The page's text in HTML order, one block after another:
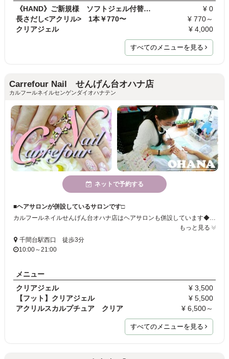
《HAND》ご新規様 ソフトジェル付替オフ無料
¥ 0
長さだし<アクリル> 1本￥770〜
¥ 770～
クリアジェル
¥ 4,000
すべてのメニューを見る
Carrefour Nail せんげん台オハナ店
カルフールネイルセンゲンダイオハナテン
ネットで予約する
■ヘアサロンが併設しているサロンです□
カルフールネイルせんげん台オハナ店はヘアサロンも併設しています◆。＋トータルビューティーをサポートいたします！爪を優しくいたわりながら施術していきます☆爪の保護にもぜひご利用ください＊＊
もっと見る
千間台駅西口 徒歩3分
10:00～21:00
メニュー
クリアジェル
¥ 3,500
【フット】クリアジェル
¥ 5,500
アクリルスカルプチュア クリア
¥ 6,500～
すべてのメニューを見る